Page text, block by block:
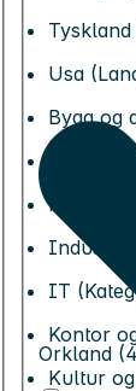
Tyskland
Usa
Bygg og
Helse
Industri
IT
Kontor
Kultur
Orkland